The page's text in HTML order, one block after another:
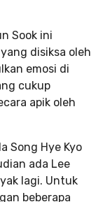
Sook ini
disiksa oleh
emosi di
cukup
apik oleh
Song Hye Kyo
ada Lee
lagi. Untuk
beberapa